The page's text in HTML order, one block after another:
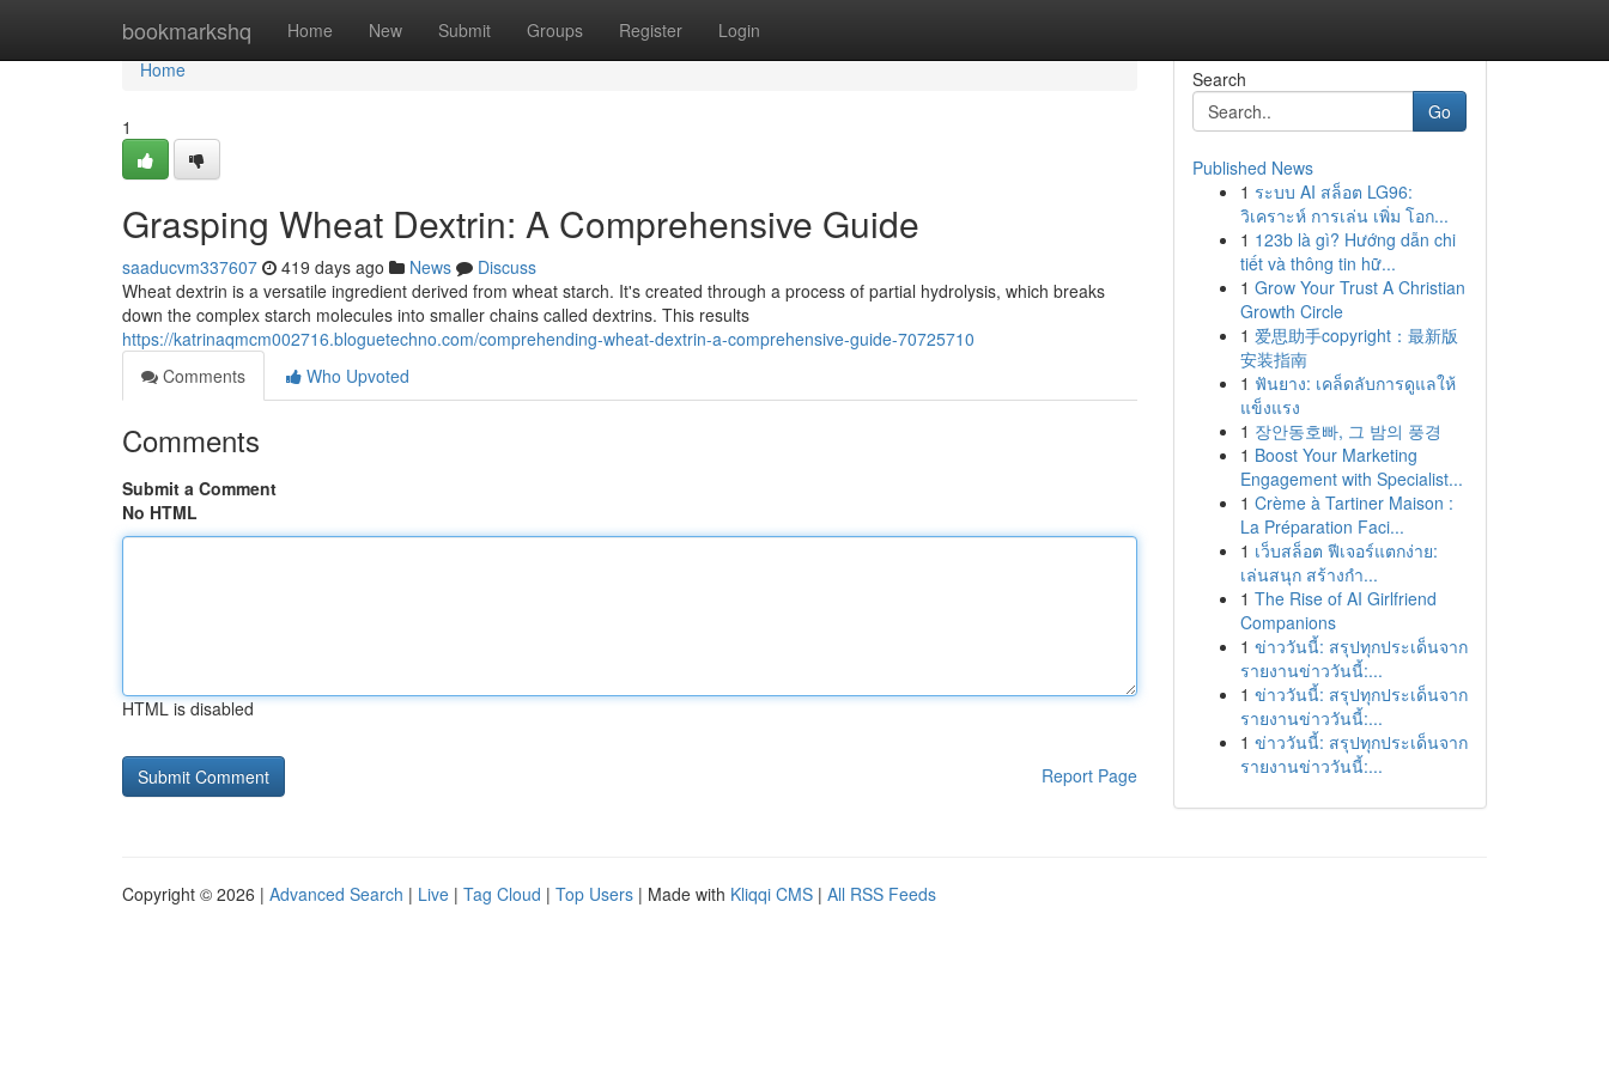
bookmarkshq Home New Submit Groups Register Login
Home
Home
1
Grasping Wheat Dextrin: A Comprehensive Guide
saaducvm337607 419 days ago News
Discuss
Wheat dextrin is a versatile ingredient derived from wheat starch. It's created through a process of partial hydrolysis, which breaks
down the complex starch molecules into smaller chains called dextrins. This results
https://katrinaqmcm002716.bloguetechno.com/comprehending-wheat-dextrin-a-comprehensive-guide-70725710
Comments
Who Upvoted
Comments
Submit a Comment
No HTML
HTML is disabled
Report Page
Search
Go
Published News
1 ระบบ AI สล็อต LG96:
วิเคราะห์ การเล่น เพิ่ม โอก...
1 123b là gì? Hướng dẫn chi
tiết và thông tin hữ...
1 Grow Your Trust A Christian
Growth Circle
1 爱思助手copyright：最新版
安装指南
1 ฟันยาง: เคล็ดลับการดูแลให้
แข็งแรง
1 장안동호빠, 그 밤의 풍경
1 Boost Your Marketing
Engagement with Specialist...
1 Crème à Tartiner Maison :
La Préparation Faci...
1 เว็บสล็อต ฟีเจอร์แตกง่าย:
เล่นสนุก สร้างกำ...
1 The Rise of AI Girlfriend
Companions
1 ข่าววันนี้: สรุปทุกประเด็นจาก
รายงานข่าววันนี้:...
1 ข่าววันนี้: สรุปทุกประเด็นจาก
รายงานข่าววันนี้:...
1 ข่าววันนี้: สรุปทุกประเด็นจาก
รายงานข่าววันนี้:...
Copyright © 2026 | Advanced Search | Live | Tag Cloud | Top Users | Made with Kliqqi CMS | All RSS Feeds